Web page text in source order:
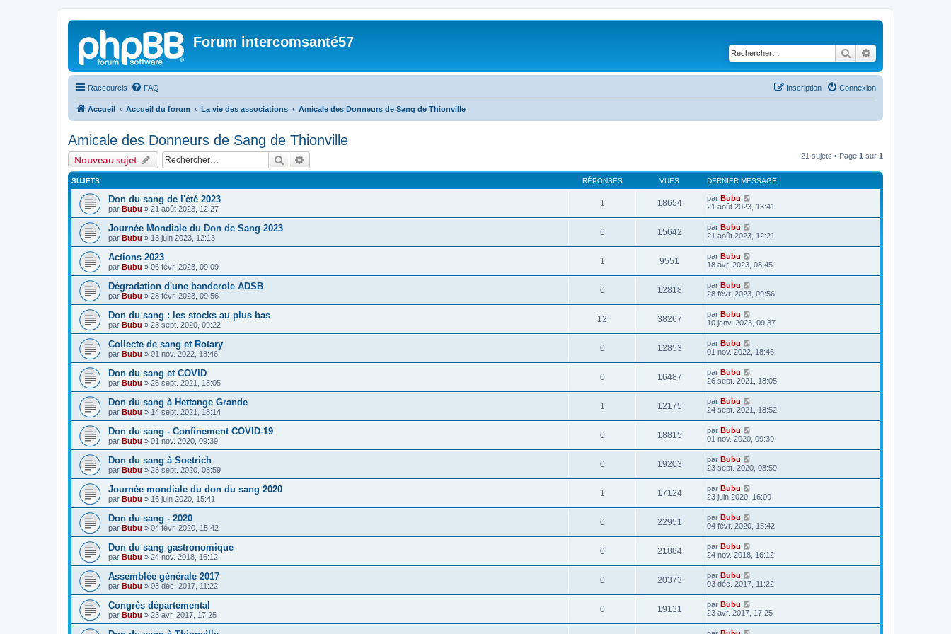
Forum intercomsanté57
Rechercher
Raccourcis FAQ Connexion
Inscription
Accueil Accueil du forum La vie des associations Amicale des Donneurs de Sang de Thionville
Amicale des Donneurs de Sang de Thionville
Nouveau sujet Rechercher 21 sujets • Page 1 sur 1
SUJETS RÉPONSES VUES DERNIER MESSAGE
Don du sang de l'été 2023
par Bubu » 21 août 2023, 12:27
1 18654 par Bubu
21 août 2023, 13:41
Journée Mondiale du Don de Sang 2023
par Bubu » 13 juin 2023, 12:13
6 15642 par Bubu
21 août 2023, 12:21
Actions 2023
par Bubu » 06 févr. 2023, 09:09
1 9551 par Bubu
18 avr. 2023, 08:45
Dégradation d'une banderole ADSB
par Bubu » 28 févr. 2023, 09:56
0 12818 par Bubu
28 févr. 2023, 09:56
Don du sang : les stocks au plus bas
par Bubu » 23 sept. 2020, 09:22
12 38267 par Bubu
10 janv. 2023, 09:37
Collecte de sang et Rotary
par Bubu » 01 nov. 2022, 18:46
0 12853 par Bubu
01 nov. 2022, 18:46
Don du sang et COVID
par Bubu » 26 sept. 2021, 18:05
0 16487 par Bubu
26 sept. 2021, 18:05
Don du sang à Hettange Grande
par Bubu » 14 sept. 2021, 18:14
1 12175 par Bubu
24 sept. 2021, 18:52
Don du sang - Confinement COVID-19
par Bubu » 01 nov. 2020, 09:39
0 18815 par Bubu
01 nov. 2020, 09:39
Don du sang à Soetrich
par Bubu » 23 sept. 2020, 08:59
0 19203 par Bubu
23 sept. 2020, 08:59
Journée mondiale du don du sang 2020
par Bubu » 16 juin 2020, 15:41
1 17124 par Bubu
23 juin 2020, 16:09
Don du sang - 2020
par Bubu » 04 févr. 2020, 15:42
0 22951 par Bubu
04 févr. 2020, 15:42
Don du sang gastronomique
par Bubu » 24 nov. 2018, 16:12
0 21884 par Bubu
24 nov. 2018, 16:12
Assemblée générale 2017
par Bubu » 03 déc. 2017, 11:22
0 20373 par Bubu
03 déc. 2017, 11:22
Congrès départemental
par Bubu » 23 avr. 2017, 17:25
0 19131 par Bubu
23 avr. 2017, 17:25